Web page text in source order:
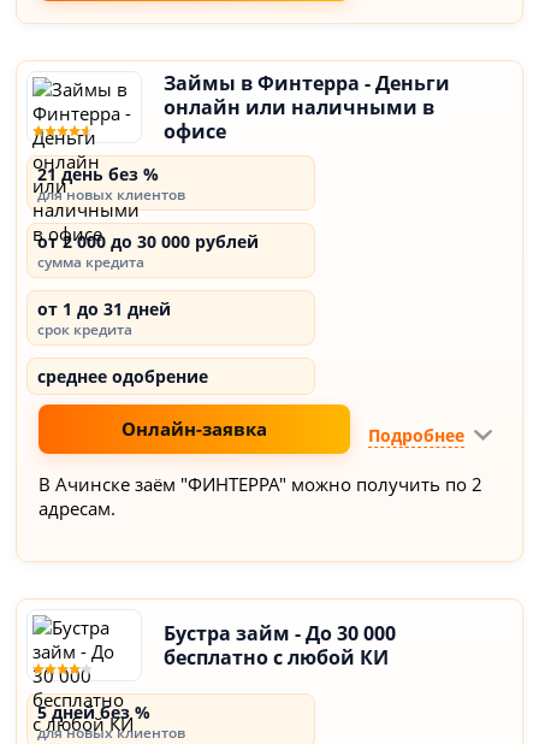
Займы в Финтерра - Деньги
онлайн или наличными в
офисе
21 день без %
для новых клиентов
от 2 000 до 30 000 рублей
сумма кредита
от 1 до 31 дней
срок кредита
среднее одобрение
Онлайн-заявка Подробнее
В Ачинске заём "ФИНТЕРРА" можно получить по 2
адресам.
Бустра займ - До 30 000
бесплатно с любой КИ
5 дней без %
для новых клиентов